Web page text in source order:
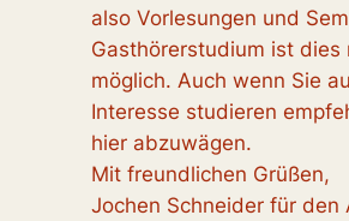
also Vorlesungen und
Gasthörerstudium ist dies
möglich. Auch wenn Sie
Interesse studieren
hier abzuwägen.
Mit freundlichen Grüßen,
Jochen Schneider für den